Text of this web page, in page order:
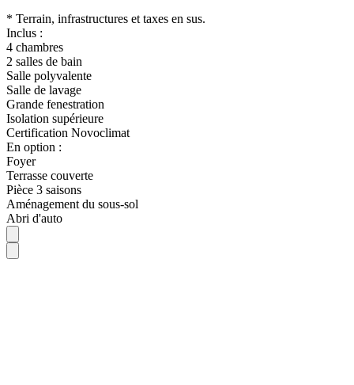
* Terrain, infrastructures et taxes en sus.
Inclus :
4 chambres
2 salles de bain
Salle polyvalente
Salle de lavage
Grande fenestration
Isolation supérieure
Certification Novoclimat
En option :
Foyer
Terrasse couverte
Pièce 3 saisons
Aménagement du sous-sol
Abri d'auto